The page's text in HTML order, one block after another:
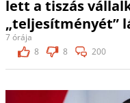
lett a tiszás
„teljesítményét”
7 órája
8
8 200